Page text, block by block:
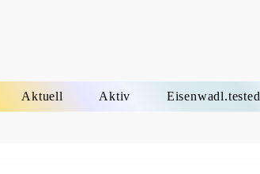
Aktuell Aktiv Eisenwadl.tested